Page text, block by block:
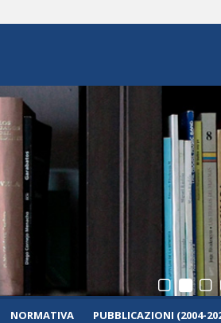
NORMATIVA PUBBLICAZIONI (2004-